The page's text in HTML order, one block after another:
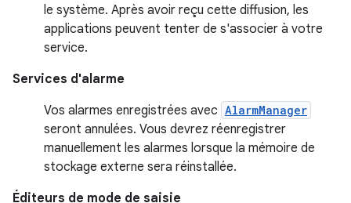
le système. Après avoir reçu cette diffusion, les
applications peuvent tenter de s'associer à votre
service.
Services d'alarme
Vos alarmes enregistrées avec AlarmManager
seront annulées. Vous devrez réenregistrer
manuellement les alarmes lorsque la mémoire de
stockage externe sera réinstallée.
Éditeurs de mode de saisie